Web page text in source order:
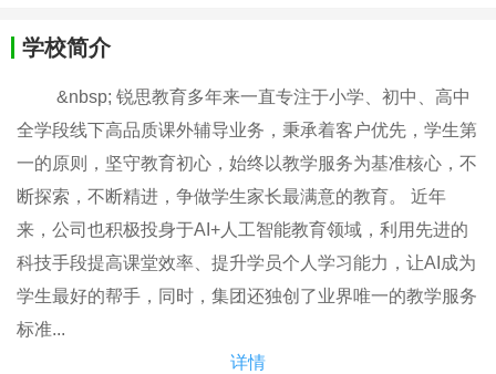
学校简介
&nbsp; 锐思教育多年来一直专注于小学、初中、高中
全学段线下高品质课外辅导业务​，​秉承着客户优先，学生第
一的原则，坚守教育初心，始终以教学服务为基准核心，不
断探索，不断精进，争做学生家长最满意的教育。 近年
来，公司也积极投身于AI+人工智能教育领域，利用先进的
科技手段提高课堂效率、提升学员个人学习能力，让AI成为
学生最好的帮手，同时，集团还独创了业界唯一的教学服务
标准...
详情